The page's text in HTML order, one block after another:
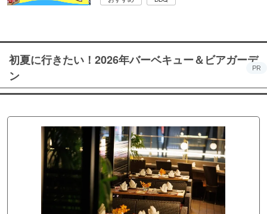
初夏に行きたい！2026年バーベキュー＆ビアガーデ
ン
PR